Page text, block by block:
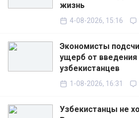
жизнь
4-08-2026, 15:16
Экономисты
ущерб от введения
узбекистанцев
1-08-2026, 16:31
Узбекистанцы не